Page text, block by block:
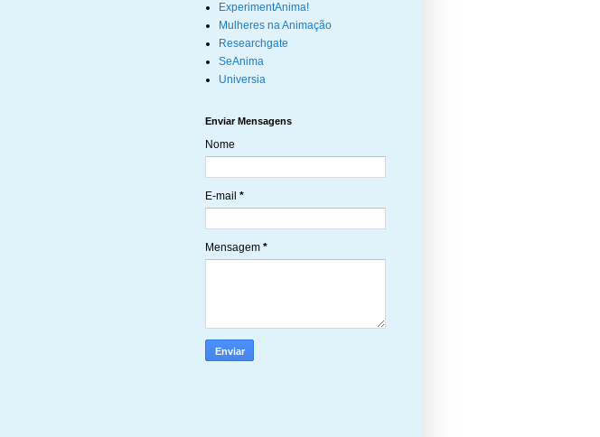
ExperimentAnima!
Mulheres na Animação
Researchgate
SeAnima
Universia
Enviar Mensagens
Nome
E-mail *
Mensagem *